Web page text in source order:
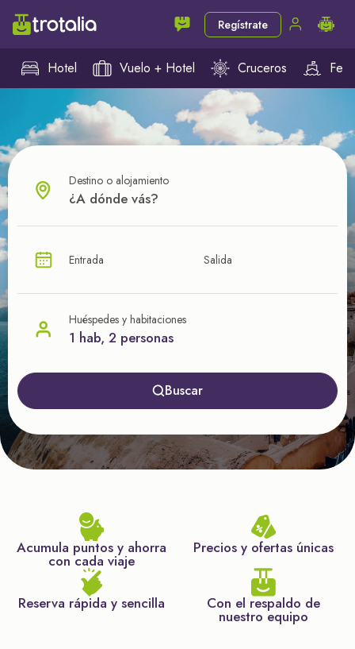
Regístrate
Hotel Vuelo + Hotel Cruceros
¿CUÁL VA A SER TU PRÓXIMO TROTE?
nuestras ofertas
Destino o alojamiento
Entrada Salida
Huéspedes y habitaciones
1 hab, 2 personas
Buscar
Acumula puntos y ahorra
con cada viaje
Precios y ofertas únicas
Reserva rápida y sencilla Con el respaldo de
nuestro equipo